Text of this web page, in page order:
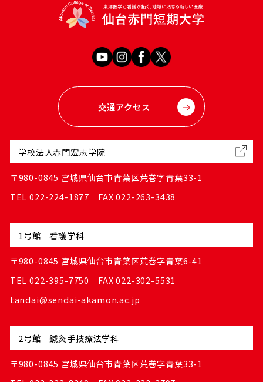
交通アクセス
学校法人赤門宏志学院
〒980-0845 宮城県仙台市青葉区荒巻字青葉33-1
TEL 022-224-1877 FAX 022-263-3438
1号館 看護学科
〒980-0845 宮城県仙台市青葉区荒巻字青葉6-41
TEL 022-395-7750 FAX 022-302-5531
tandai@sendai-akamon.ac.jp
2号館 鍼灸手技療法学科
〒980-0845 宮城県仙台市青葉区荒巻字青葉33-1